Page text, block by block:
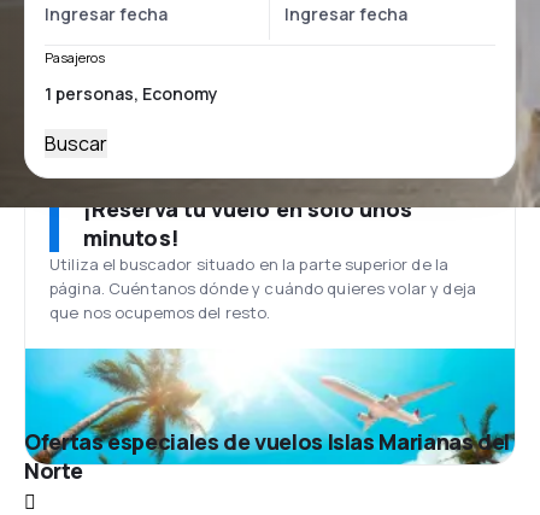
Pasajeros
Buscar
¡Reserva tu vuelo en solo unos
minutos!
Utiliza el buscador situado en la parte superior de la
página. Cuéntanos dónde y cuándo quieres volar y deja
que nos ocupemos del resto.
Ofertas especiales de vuelos Islas Marianas del
Norte